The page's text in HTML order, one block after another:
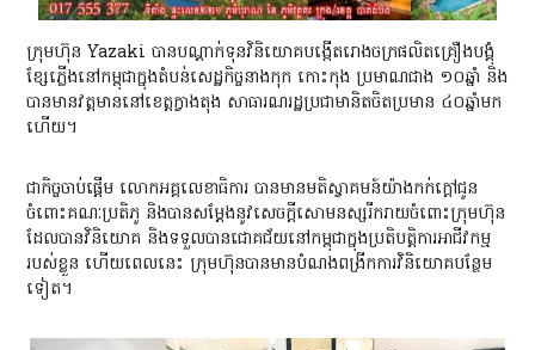
ក្រុមហ៊ុន Yazaki បានបណ្តាក់ទុនវិនិយោគបង្កើតរោងចក្រផលិតគ្រឿងបង្គុំ
ខ្សែភ្លើងនៅកម្ពុជាក្នុងតំបន់សេដ្ឋកិច្ចនាងកុក កោះកុង ប្រមាណជាង ១០ឆ្នាំ និង
បានមានវត្តមាននៅខេត្តក្វាងតុង សាធារណរដ្ឋប្រជាមានិតចិតប្រមាន ៤០ឆ្នាំមក
ហើយ។
ជាកិច្ចចាប់ផ្តើម លោកអគ្គលេខាធិការ​ បានមានមតិស្វាគមន៍យ៉ាងកក់ក្តៅជូន
ចំពោះគណៈប្រតិភូ និងបានសម្តែងនូវសេចក្តីសោមនស្សរីករាយចំពោះក្រុមហ៊ុន
ដែលបានវិនិយោគ និងទទួលបានជោគជ័យនៅកម្ពុជាក្នុងប្រតិបត្តិការអាជីវកម្ម
របស់ខ្លួន ហើយពេលនេះ ក្រុមហ៊ុនបានមានបំណងពង្រីកការវិនិយោគបន្ថែម
ទៀត។